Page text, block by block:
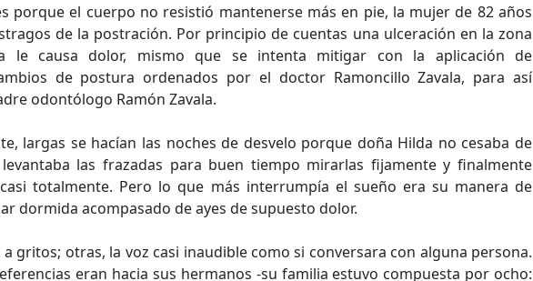
porque el cuerpo no resistió mantenerse más en pie, la mujer de 82 años
de la postración. Por principio de cuentas una ulceración en la zona
le causa dolor, mismo que se intenta mitigar con la aplicación de
de postura ordenados por el doctor Ramoncillo Zavala, para así
odontólogo Ramón Zavala.
largas se hacían las noches de desvelo porque doña Hilda no cesaba de
las frazadas para buen tiempo mirarlas fijamente y finalmente
totalmente. Pero lo que más interrumpía el sueño era su manera de
dormida acompasado de ayes de supuesto dolor.
gritos; otras, la voz casi inaudible como si conversara con alguna persona.
eran hacia sus hermanos -su familia estuvo compuesta por ocho: